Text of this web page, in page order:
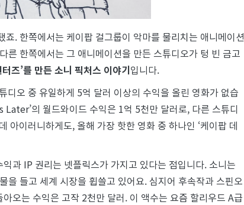
. 한쪽에서는 케이팝 걸그룹이 악마를 물리치는 애니메이션
른 한쪽에서는 그 애니메이션을 만든 스튜디오가 텅 빈 금고
즈’를 만든 소니 픽처스 이야기입니다.
오 중 유일하게 5억 달러 이상의 수익을 올린 영화가 없습
의 월드와이드 수익은 1억 5천만 달러로, 다른 스튜디
아이러니하게도, 올해 가장 핫한 영화 중 하나인 ‘케이팝 데
과 IP 권리는 넷플릭스가 가지고 있다는 점입니다. 소니는
을 들고 세계 시장을 휩쓸고 있어요. 심지어 후속작과 스핀오
오는 수익은 고작 2천만 달러. 이 액수는 요즘 할리우드 A급